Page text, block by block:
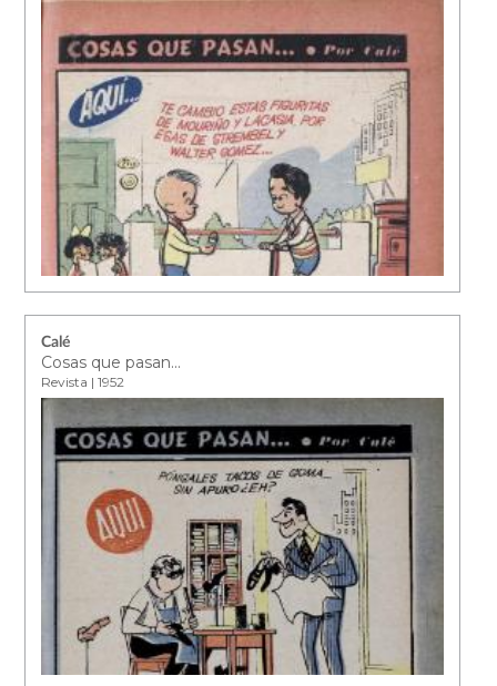
Calé
Cosas que pasan...
Revista | 1952